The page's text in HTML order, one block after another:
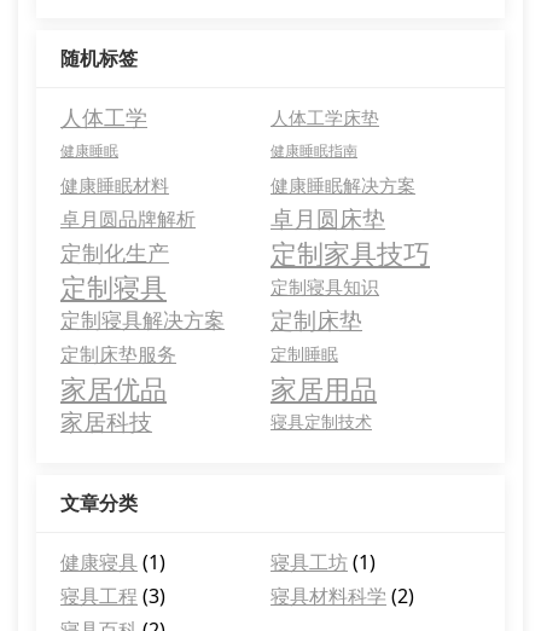
随机标签
人体工学 人体工学床垫
健康睡眠 健康睡眠指南
健康睡眠材料 健康睡眠解决方案
卓月圆品牌解析 卓月圆床垫
定制化生产
定制家具技巧
定制寝具
定制寝具知识
定制寝具解决方案 定制床垫
定制床垫服务 定制睡眠
家居优品 家居用品
家居科技 寝具定制技术
文章分类
健康寝具(1) 寝具工坊(1)
寝具工程 (3) 寝具材料科学 (2)